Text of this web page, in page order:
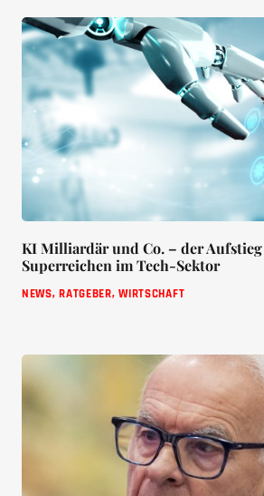
KI Milliardär und Co. – der
Superreichen im Tech-Sektor
NEWS,RATGEBER,WIRTSCHAFT